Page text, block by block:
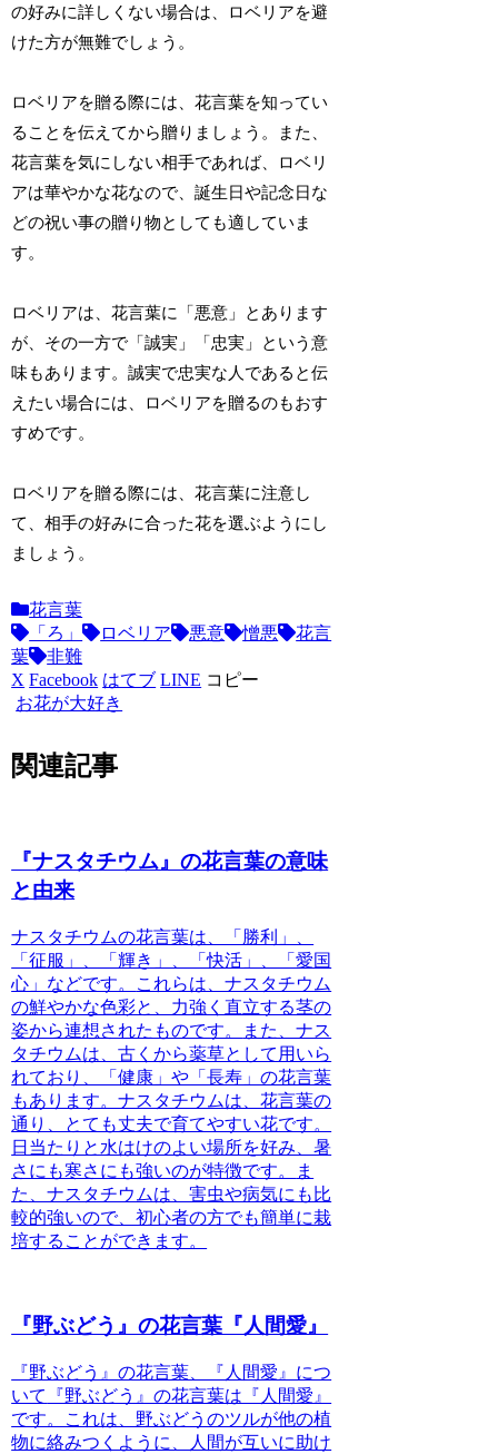
の好みに詳しくない場合は、ロベリアを避
けた方が無難でしょう。
ロベリアを贈る際には、花言葉を知ってい
ることを伝えてから贈りましょう。また、
花言葉を気にしない相手であれば、ロベリ
アは華やかな花なので、誕生日や記念日な
どの祝い事の贈り物としても適していま
す。
ロベリアは、花言葉に「悪意」とあります
が、その一方で「誠実」「忠実」という意
味もあります。誠実で忠実な人であると伝
えたい場合には、ロベリアを贈るのもおす
すめです。
ロベリアを贈る際には、花言葉に注意し
て、相手の好みに合った花を選ぶようにし
ましょう。
花言葉
「ろ」
ロベリア 悪意 憎悪
花言
葉
非難
X Facebook はてブ LINE コピー
お花が大好き
関連記事
『ナスタチウム』の花言葉の意味
と由来
ナスタチウムの花言葉は、「勝利」、
「征服」、「輝き」、「快活」、「愛国
心」などです。
これらは、ナスタチウム
の鮮やかな色彩と、力強く直立する茎の
姿から連想されたものです。
また、ナス
タチウムは、古くから薬草として用いら
れており、「健康」や「長寿」の花言葉
もあります。ナスタチウムは、花言葉の
通り、とても丈夫で育てやすい花です。
日当たりと水はけのよい場所を好み、暑
さにも寒さにも強いのが特徴です。
ま
た、ナスタチウムは、害虫や病気にも比
較的強いので、初心者の方でも簡単に栽
培することができます。
『野ぶどう』の花言葉『人間愛』
『野ぶどう』の花言葉、『人間愛』につ
いて
『野ぶどう』の花言葉は『人間愛』
です。これは、野ぶどうのツルが他の植
物に絡みつくように、人間が互いに助け